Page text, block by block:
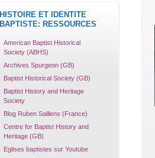
HISTOIRE ET IDENTITE
BAPTISTE: RESSOURCES
American Baptist Historical
Society (ABHS)
Archives Spurgeon (GB)
Baptist Historical Society (GB)
Baptist History and Heritage
Society
Blog Ruben Saillens (France)
Centre for Baptist History and
Heritage (GB)
Eglises baptistes sur Youtube